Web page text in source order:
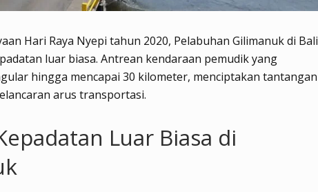
Hari Raya Nyepi tahun 2020, Pelabuhan Gilimanuk di Bali
luar biasa. Antrean kendaraan pemudik yang
hingga mencapai 30 kilometer, menciptakan tantangan
arus transportasi.
Luar Biasa di